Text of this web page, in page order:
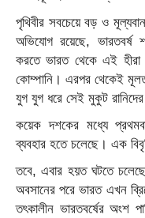
পৃথিবীর সবচেয়ে বড় ও
অভিযোগ রয়েছে, ভারতবর্ষ
করতে ভারত থেকে এই হীরা
কোম্পানি। এরপর থেকেই মূলত
যুগ যুগ ধরে সেই মুকুট
কয়েক দশকের মধ্যে
ব্যবহার হতে চলেছে। এক
তবে, এবার হয়ত ঘটতে
অবসানের পরে ভারত এখন
তৎকালীন ভারতবর্ষের অংশ